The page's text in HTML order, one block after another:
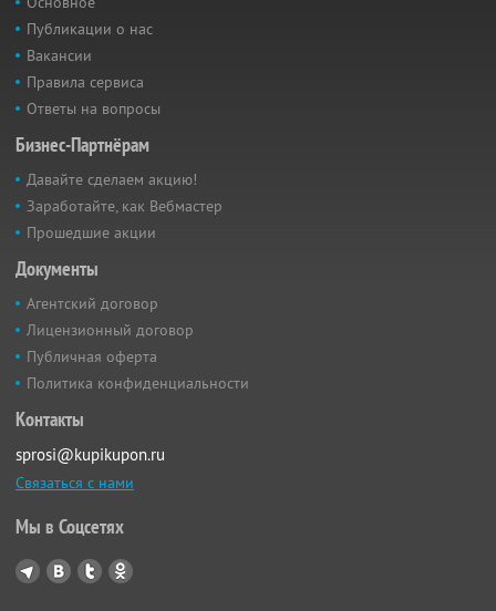
Публикации о нас
Вакансии
Правила сервиса
Ответы на вопросы
Бизнес-Партнёрам
Давайте сделаем акцию!
Заработайте, как Вебмастер
Прошедшие акции
Документы
Агентский договор
Лицензионный договор
Публичная оферта
Политика конфиденциальности
Контакты
sprosi@kupikupon.ru
Связаться с нами
Мы в Соцсетях